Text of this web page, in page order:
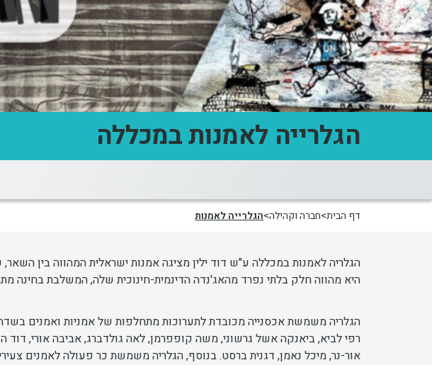
הגלרייה לאמנות במכללה
דף הבית חברה וקהילה הגלרייה לאמנות
הגלריה לאמנות במכללה ע"ש דוד ילין מציגה אמנות ישראלית המהווה בין
היא מהווה חלק בלתי נפרד מהאג'נדה הדינמית-חינוכית שלה, המשלבת בחינה
הגלריה משמשת אכסנייה מכובדת לתערוכות מתחלפות של אמניות ואמנים
רפי לביא, ביאנקה אשל גרשוני, משה קופפרמן, לאה גולדברג, אביבה אורי,
אור-נר, מיכל נאמן, דגנית ברסט. בנוסף, הגלריה משמשת כר פעולה לאמנים